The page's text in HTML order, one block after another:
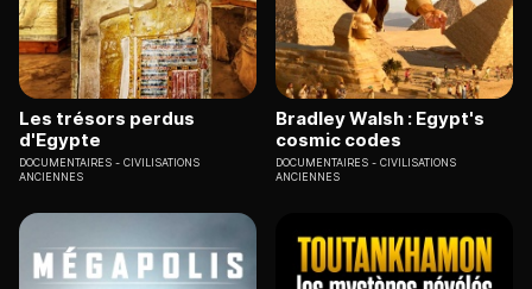
Les trésors perdus
d'Egypte
DOCUMENTAIRES
CIVILISATIONS
ANCIENNES
Bradley Walsh : Egypt's
cosmic codes
DOCUMENTAIRES
CIVILISATIONS
ANCIENNES